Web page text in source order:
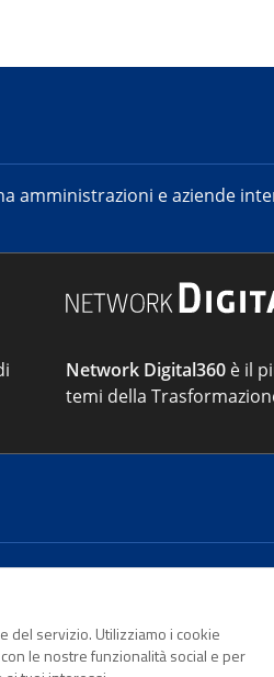
amministrazioni e aziende
Network Digital360 è il
temi della
del Tribunale di Roma -
S.p.A. - FPA s.r.l. è
del servizio. Utilizziamo i cookie
le nostre funzionalità social e per